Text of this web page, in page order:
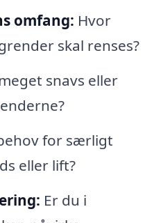
omfang: Hvor
skal renses?
snavs eller
for særligt
eller lift?
Er du i